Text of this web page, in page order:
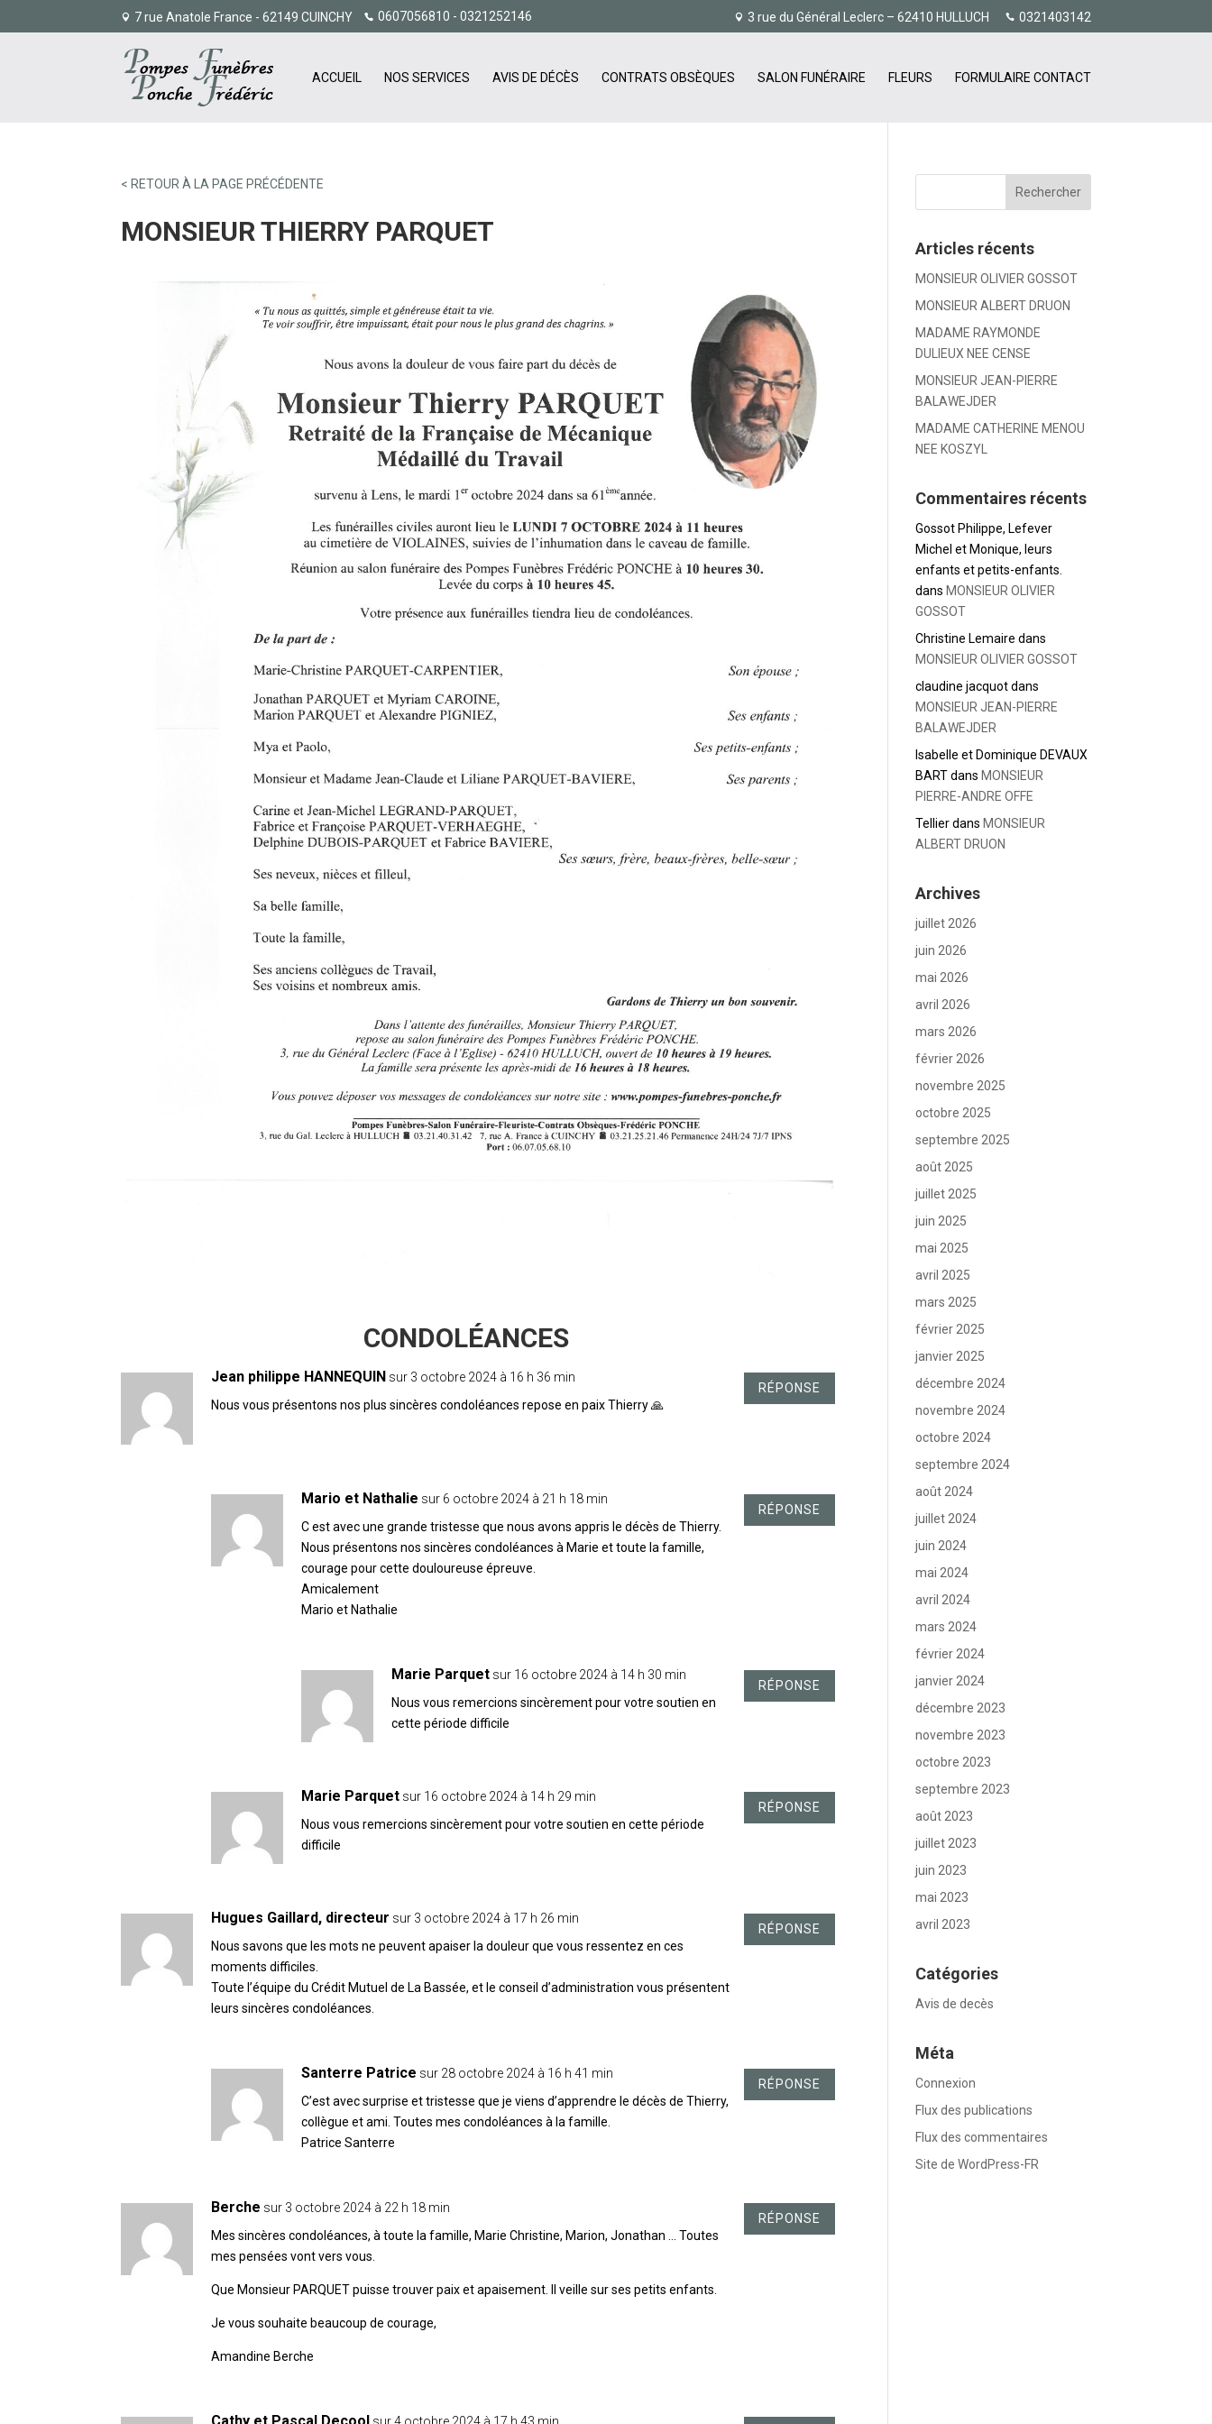
7 rue Anatole France - 62149 CUINCHY 0607056810 - 0321252146 3 rue du Général Leclerc – 62410 HULLUCH 0321403142
ACCUEIL NOS SERVICES AVIS DE DÉCÈS CONTRATS OBSÈQUES SALON FUNÉRAIRE FLEURS FORMULAIRE CONTACT
< RETOUR À LA PAGE PRÉCÉDENTE
MONSIEUR THIERRY PARQUET
Jean philippe HANNEQUIN sur 3 octobre 2024 à 16 h 36 min
Nous vous présentons nos plus sincères condoléances repose en paix Thierry 🙏
RÉPONSE
Mario et Nathalie sur 6 octobre 2024 à 21 h 18 min
C est avec une grande tristesse que nous avons appris le décès de Thierry.
Nous présentons nos sincères condoléances à Marie et toute la famille,
courage pour cette douloureuse épreuve.
Amicalement
Mario et Nathalie
RÉPONSE
Marie Parquet sur 16 octobre 2024 à 14 h 30 min
Nous vous remercions sincèrement pour votre soutien en
cette période difficile
RÉPONSE
Marie Parquet sur 16 octobre 2024 à 14 h 29 min
Nous vous remercions sincèrement pour votre soutien en cette période
difficile
RÉPONSE
Hugues Gaillard, directeur sur 3 octobre 2024 à 17 h 26 min
Nous savons que les mots ne peuvent apaiser la douleur que vous ressentez en ces
moments difficiles.
Toute l’équipe du Crédit Mutuel de La Bassée, et le conseil d’administration vous présentent
leurs sincères condoléances.
RÉPONSE
Santerre Patrice sur 28 octobre 2024 à 16 h 41 min
C’est avec surprise et tristesse que je viens d’apprendre le décès de Thierry,
collègue et ami. Toutes mes condoléances à la famille.
Patrice Santerre
RÉPONSE
Berche sur 3 octobre 2024 à 22 h 18 min
Mes sincères condoléances, à toute la famille, Marie Christine, Marion, Jonathan … Toutes
mes pensées vont vers vous.
Que Monsieur PARQUET puisse trouver paix et apaisement. Il veille sur ses petits enfants.
Je vous souhaite beaucoup de courage,
Amandine Berche
RÉPONSE
Cathy et Pascal Decool sur 4 octobre 2024 à 17 h 43 min
Articles récents
MONSIEUR OLIVIER GOSSOT
MONSIEUR ALBERT DRUON
MADAME RAYMONDE
DULIEUX NEE CENSE
MONSIEUR JEAN-PIERRE
BALAWEJDER
MADAME CATHERINE MENOU
NEE KOSZYL
Commentaires récents
Gossot Philippe, Lefever
Michel et Monique, leurs
enfants et petits-enfants.
dans MONSIEUR OLIVIER
GOSSOT
Christine Lemaire dans
MONSIEUR OLIVIER GOSSOT
claudine jacquotdans
MONSIEUR JEAN-PIERRE
BALAWEJDER
Isabelle et Dominique DEVAUX
BARTdans MONSIEUR
PIERRE-ANDRE OFFE
Tellierdans MONSIEUR
ALBERT DRUON
Archives
juillet 2026
juin 2026
mai 2026
avril 2026
mars 2026
février 2026
novembre 2025
octobre 2025
septembre 2025
août 2025
juillet 2025
juin 2025
mai 2025
avril 2025
mars 2025
février 2025
janvier 2025
décembre 2024
novembre 2024
octobre 2024
septembre 2024
août 2024
juillet 2024
juin 2024
mai 2024
avril 2024
mars 2024
février 2024
janvier 2024
décembre 2023
novembre 2023
octobre 2023
septembre 2023
août 2023
juillet 2023
juin 2023
mai 2023
avril 2023
Catégories
Avis de decès
Méta
Connexion
Flux des publications
Flux des commentaires
Site de WordPress-FR